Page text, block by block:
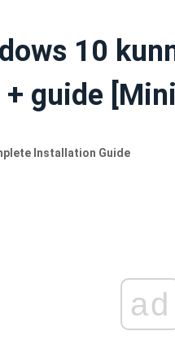
10
guide
Installation Guide
ad